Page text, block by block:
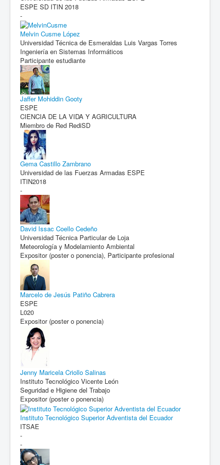
ESPE SD ITIN 2018
-
Melvin Cusme López
Universidad Técnica de Esmeraldas Luis Vargas Torres
Ingeniería en Sistemas Informáticos
Participante estudiante
Jaffer Mohiddin Gooty
ESPE
CIENCIA DE LA VIDA Y AGRICULTURA
Miembro de Red RediSD
Gema Castillo Zambrano
Universidad de las Fuerzas Armadas ESPE
ITIN2018
-
David Issac Coello Cedeño
Universidad Técnica Particular de Loja
Meteorología y Modelamiento Ambiental
Expositor (poster o ponencia), Participante profesional
Marcelo de Jesús Patiño Cabrera
ESPE
L020
Expositor (poster o ponencia)
Jenny Maricela Criollo Salinas
Instituto Tecnológico Vicente León
Seguridad e Higiene del Trabajo
Expositor (poster o ponencia)
Instituto Tecnológico Superior Adventista del Ecuador
ITSAE
-
-